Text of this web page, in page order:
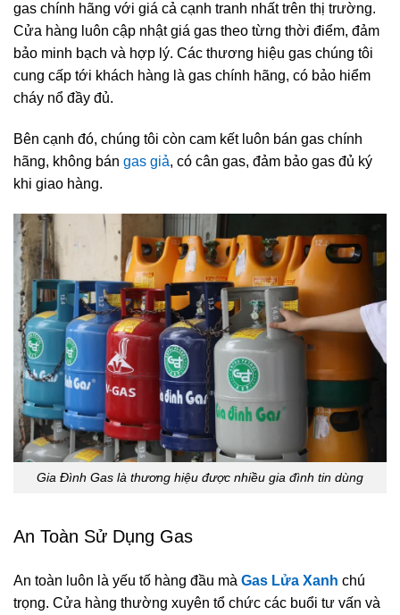
gas chính hãng với giá cả cạnh tranh nhất trên thị trường.
Cửa hàng luôn cập nhật giá gas theo từng thời điểm, đảm
bảo minh bạch và hợp lý. Các thương hiệu gas chúng tôi
cung cấp tới khách hàng là gas chính hãng, có bảo hiểm
cháy nổ đầy đủ.
Bên cạnh đó, chúng tôi còn cam kết luôn bán gas chính
hãng, không bán gas giả, có cân gas, đảm bảo gas đủ ký
khi giao hàng.
Gia Đình Gas là thương hiệu được nhiều gia đình tin dùng
An Toàn Sử Dụng Gas
An toàn luôn là yếu tố hàng đầu mà Gas Lửa Xanh chú
trọng. Cửa hàng thường xuyên tổ chức các buổi tư vấn và